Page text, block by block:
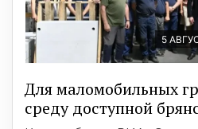
5
Для маломобильных
среду доступной